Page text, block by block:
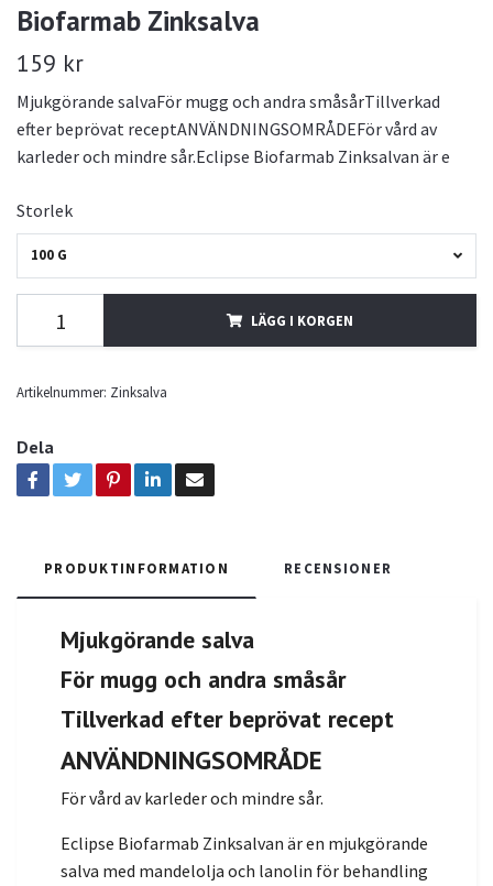
Biofarmab Zinksalva
159 kr
Mjukgörande salvaFör mugg och andra småsårTillverkad
efter beprövat receptANVÄNDNINGSOMRÅDEFör vård av
karleder och mindre sår.Eclipse Biofarmab Zinksalvan är e
Storlek
100 G
LÄGG I KORGEN
Artikelnummer: Zinksalva
Dela
PRODUKTINFORMATION RECENSIONER
Mjukgörande salva
För mugg och andra småsår
Tillverkad efter beprövat recept
ANVÄNDNINGSOMRÅDE
För vård av karleder och mindre sår.
Eclipse Biofarmab Zinksalvan är en mjukgörande
salva med mandelolja och lanolin för behandling